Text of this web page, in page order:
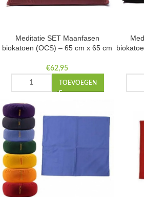
Meditatie SET Maanfasen
biokatoen (OCS) – 65 cm x 65 cm
€62,95
TOEVOEGEN